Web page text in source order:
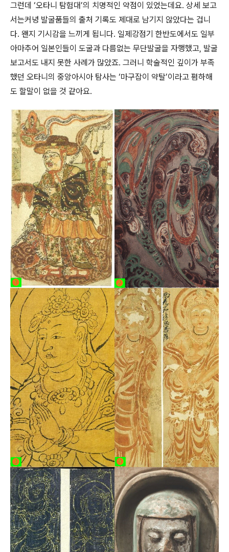
그런데 ‘오타니 탐험대’의 치명적인 약점이 있었는데요. 상세 보고
서는커녕 발굴품들의 출처 기록도 제대로 남기지 않았다는 겁니
다. 왠지 기시감을 느끼게 됩니다. 일제강점기 한반도에서도 일부
아마추어 일본인들이 도굴과 다름없는 무단발굴을 자행했고, 발굴
보고서도 내지 못한 사례가 많았죠. 그러니 학술적인 깊이가 부족
했던 오타니의 중앙아시아 탐사는 ‘마구잡이 약탈’이라고 폄하해
도 할말이 없을 것 같아요.